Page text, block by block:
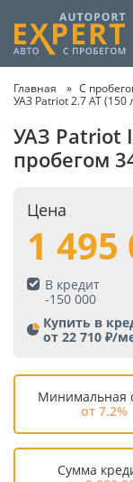
Главная С
УАЗ Patriot 2.7 AT (150
УАЗ Patriot I
пробегом
Цена
1 495
В кредит
-150 000
Купить в
от 22 710 ₽/
Минимальная
от 7.2%
Сумма